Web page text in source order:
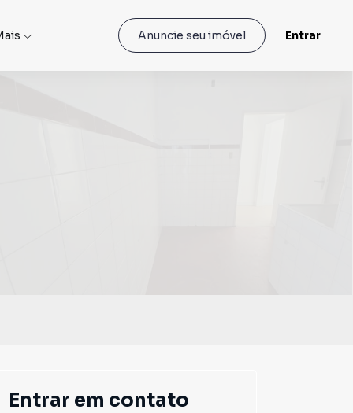
Anuncie seu imóvel Entrar
Entrar em contato